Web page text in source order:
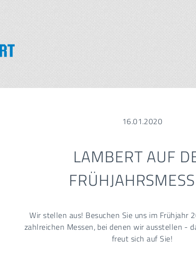
16.01.2020
LAMBERT AUF
Wir stellen aus! Besuchen Sie uns im Frühjahr
zahlreichen Messen, bei denen wir ausstellen -
freut sich auf Sie!